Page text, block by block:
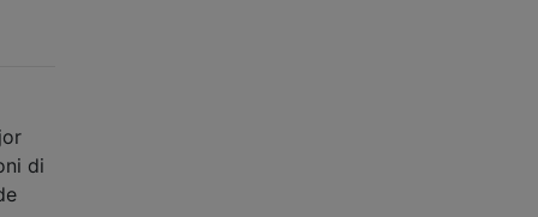
di